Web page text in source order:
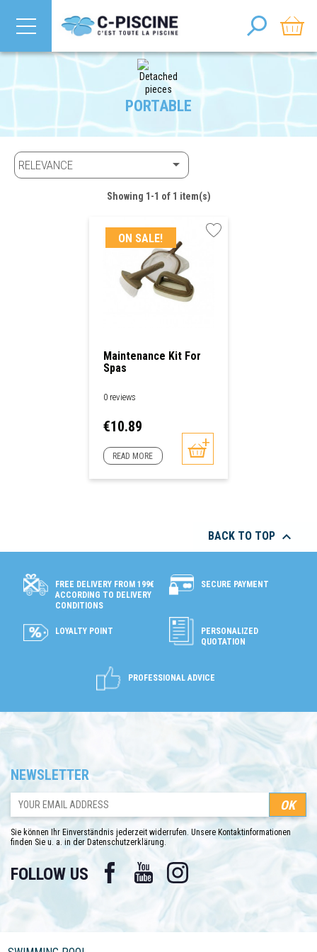
PORTABLE
RELEVANCE 
Showing 1-1 of 1 item(s)
ON SALE!
Maintenance Kit For
Spas
0 reviews
Price
€10.89
READ MORE
BACK TO TOP 
FREE DELIVERY FROM 199€
ACCORDING TO DELIVERY
CONDITIONS
SECURE PAYMENT
LOYALTY POINT
PERSONALIZED
QUOTATION
PROFESSIONAL ADVICE
NEWSLETTER
Sie können Ihr Einverständnis jederzeit widerrufen. Unsere Kontaktinformationen
finden Sie u. a. in der Datenschutzerklärung.
FOLLOW US Facebook YouTube Instagram